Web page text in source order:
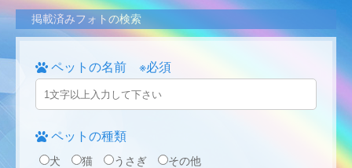
掲載済みフォトの検索
ペットの名前 ※必須
ペットの種類
犬 猫 うさぎ その他